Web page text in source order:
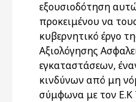
εξουσιοδότηση
προκειμένου να
κυβερνητικό έργο
Αξιολόγησης
εγκαταστάσεων,
κινδύνων από μη
σύμφωνα με τον Ε.Κ